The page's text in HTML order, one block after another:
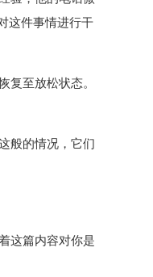
这件事情进行干
复至放松状态。
般的情况，它们
这篇内容对你是